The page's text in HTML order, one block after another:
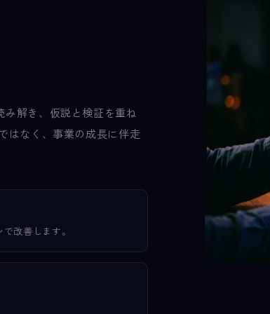
解き、仮説と検証を重ね
はなく、事業の成長に伴走
改善します。